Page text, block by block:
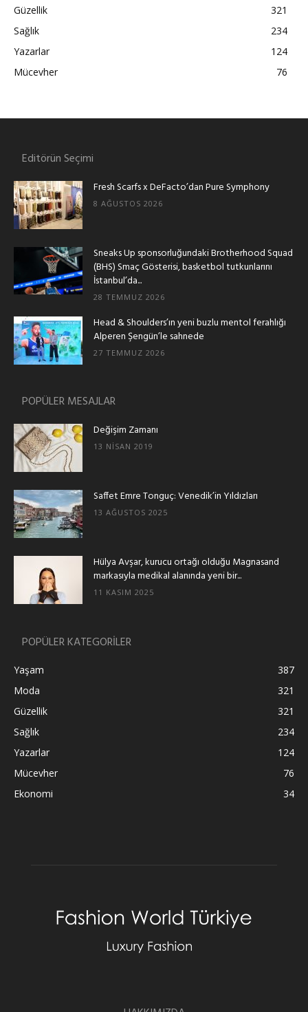
Güzellik
321
Sağlık
234
Yazarlar
124
Mücevher
76
Editörün Seçimi
Fresh Scarfs x DeFacto’dan Pure Symphony
8 AĞUSTOS 2026
Sneaks Up sponsorluğundaki Brotherhood Squad
(BHS) Smaç Gösterisi, basketbol tutkunlarını
İstanbul’da...
28 TEMMUZ 2026
Head & Shoulders’ın yeni buzlu mentol ferahlığı
Alperen Şengün’le sahnede
27 TEMMUZ 2026
POPÜLER MESAJLAR
Değişim Zamanı
13 NISAN 2019
Saffet Emre Tonguç: Venedik’in Yıldızları
13 AĞUSTOS 2025
Hülya Avşar, kurucu ortağı olduğu Magnasand
markasıyla medikal alanında yeni bir...
11 KASIM 2025
POPÜLER KATEGORİLER
Yaşam
387
Moda
321
Güzellik
321
Sağlık
234
Yazarlar
124
Mücevher
76
Ekonomi
34